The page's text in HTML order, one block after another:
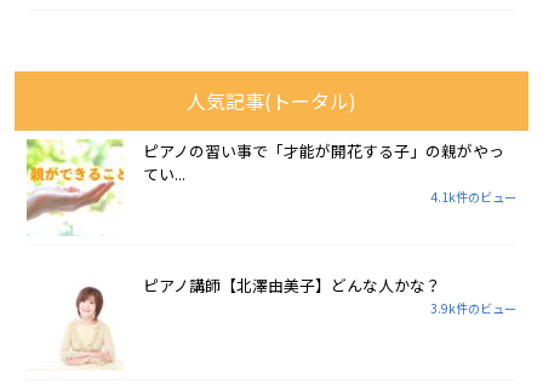
人気記事(トータル)
ピアノの習い事で「才能が開花する子」の親がやっ
てい...
4.1k件のビュー
ピアノ講師【北澤由美子】どんな人かな？
3.9k件のビュー